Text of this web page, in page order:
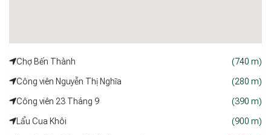
Chợ Bến Thành (740 m)
Công viên Nguyễn Thị Nghĩa (280 m)
Công viên 23 Tháng 9 (390 m)
Lẩu Cua Khôi (900 m)